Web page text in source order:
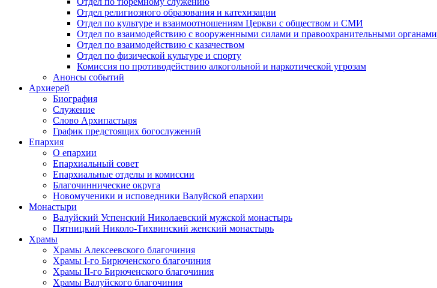
Отдел религиозного образования и катехизации
Отдел по культуре и взаимоотношениям Церкви с обществом и СМИ
Отдел по взаимодействию с вооруженными силами и правоохранительными органами
Отдел по взаимодействию с казачеством
Отдел по физической культуре и спорту
Комиссия по противодействию алкогольной и наркотической угрозам
Анонсы событий
Архиерей
Биография
Служение
Слово Архипастыря
График предстоящих богослужений
Епархия
О епархии
Епархиальный совет
Епархиальные отделы и комиссии
Благочиннические округа
Новомученики и исповедники Валуйской епархии
Монастыри
Валуйский Успенский Николаевский мужской монастырь
Пятницкий Николо-Тихвинский женский монастырь
Храмы
Храмы Алексеевского благочиния
Храмы I-го Бирюченского благочиния
Храмы II-го Бирюченского благочиния
Храмы Валуйского благочиния